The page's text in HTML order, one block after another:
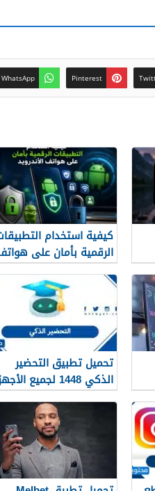
Pinterest
WhatsApp
كيفية استخدام
الرقمية بأمان على
الأندرويد
تحميل تطبيق التحضير
الذكي 1448 لجميع الأجهزة